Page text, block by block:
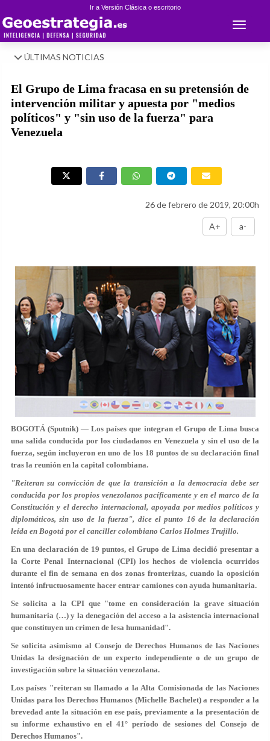
Ir a Versión Clásica o escritorio
Toggle
ÚLTIMAS NOTICIAS
El Grupo de Lima fracasa en su pretensión de
intervención militar y apuesta por "medios
políticos" y "sin uso de la fuerza" para
Venezuela
26 de febrero de 2019, 20:00h
A+ a-
BOGOTÁ (Sputnik) — Los países que integran el Grupo de Lima busca
una salida conducida por los ciudadanos en Venezuela y sin el uso de la
fuerza, según incluyeron en uno de los 18 puntos de su declaración final
tras la reunión en la capital colombiana.
"Reiteran su convicción de que la transición a la democracia debe ser
conducida por los propios venezolanos pacíficamente y en el marco de la
Constitución y el derecho internacional, apoyada por medios políticos y
diplomáticos, sin uso de la fuerza", dice el punto 16 de la declaración
leída en Bogotá por el canciller colombiano Carlos Holmes Trujillo.
En una declaración de 19 puntos, el Grupo de Lima decidió presentar a
la Corte Penal Internacional (CPI) los hechos de violencia ocurridos
durante el fin de semana en dos zonas fronterizas, cuando la oposición
intentó infructuosamente hacer entrar camiones con ayuda humanitaria.
Se solicita a la CPI que "tome en consideración la grave situación
humanitaria (…) y la denegación del acceso a la asistencia internacional
que constituyen un crimen de lesa humanidad".
Se solicita asimismo al Consejo de Derechos Humanos de las Naciones
Unidas la designación de un experto independiente o de un grupo de
investigación sobre la situación venezolana.
Los países "reiteran su llamado a la Alta Comisionada de las Naciones
Unidas para los Derechos Humanos (Michelle Bachelet) a responder a la
brevedad ante la situación en ese país, previamente a la presentación de
su informe exhaustivo en el 41° período de sesiones del Consejo de
Derechos Humanos".